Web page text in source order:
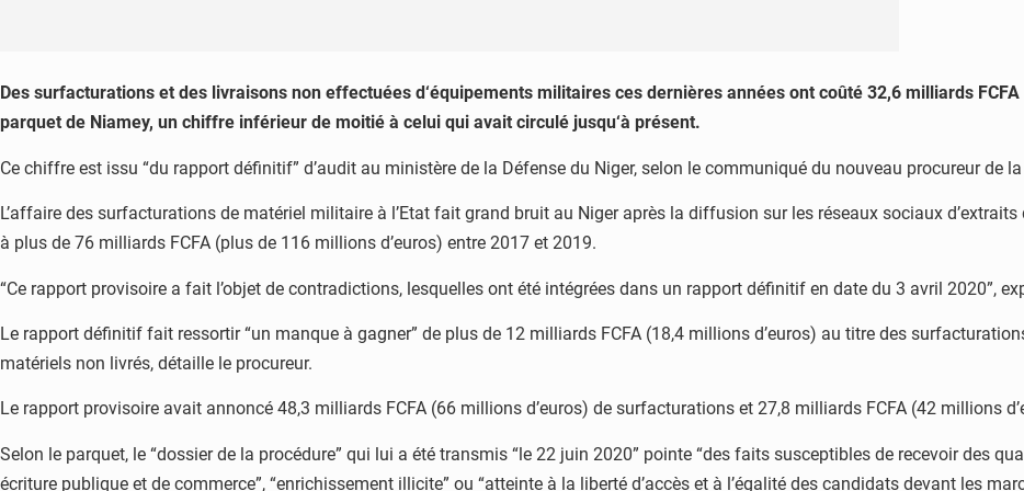
Des surfacturations et des livraisons non effectuées d‘équipements militaires ces dernières années ont coûté 32,6 milliards FCFA
parquet de Niamey, un chiffre inférieur de moitié à celui qui avait circulé jusqu‘à présent.
Ce chiffre est issu “du rapport définitif” d’audit au ministère de la Défense du Niger, selon le communiqué du nouveau procureur de
L’affaire des surfacturations de matériel militaire à l’Etat fait grand bruit au Niger après la diffusion sur les réseaux sociaux
à plus de 76 milliards FCFA (plus de 116 millions d’euros) entre 2017 et 2019.
“Ce rapport provisoire a fait l’objet de contradictions, lesquelles ont été intégrées dans un rapport définitif en date du 3 avril 2020”,
Le rapport définitif fait ressortir “un manque à gagner” de plus de 12 milliards FCFA (18,4 millions d’euros) au titre des
matériels non livrés, détaille le procureur.
Le rapport provisoire avait annoncé 48,3 milliards FCFA (66 millions d’euros) de surfacturations et 27,8 milliards FCFA (42 millions
Selon le parquet, le “dossier de la procédure” qui lui a été transmis “le 22 juin 2020” pointe “des faits susceptibles de recevoir des
écriture publique et de commerce”, “enrichissement illicite” ou “atteinte à la liberté d’accès et à l’égalité des candidats devant les